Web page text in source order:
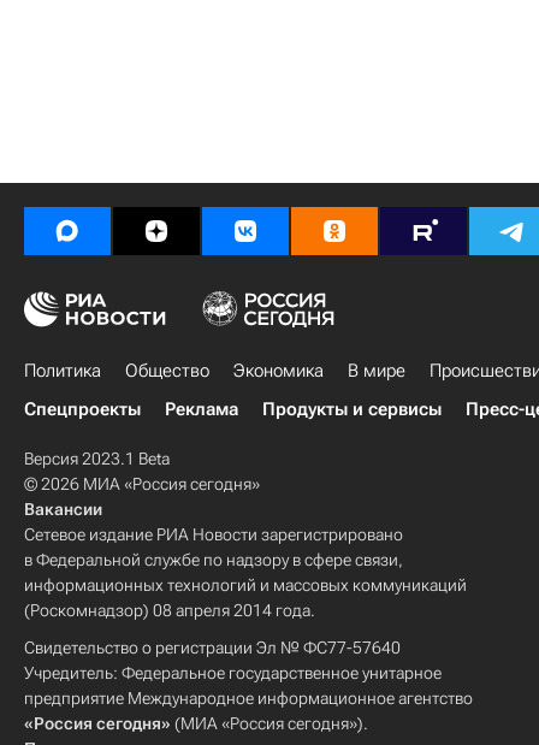
Политика Общество Экономика В мире
Спецпроекты
Реклама Продукты и сервисы Пресс-
Версия 2023.1 Beta
© 2026 МИА «Россия сегодня»
Вакансии
Сетевое издание РИА Новости зарегистрировано
в Федеральной службе по надзору в сфере связи,
информационных технологий и массовых коммуникаций
(Роскомнадзор) 08 апреля 2014 года.
Свидетельство о регистрации Эл № ФС77-57640
Учредитель: Федеральное государственное унитарное
предприятие Международное информационное агентство
«Россия сегодня» (МИА «Россия сегодня»).